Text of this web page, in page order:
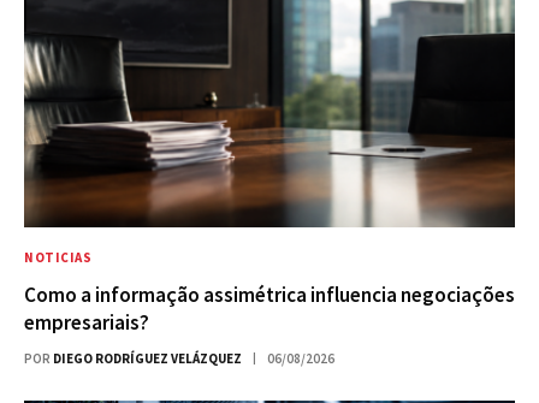
NOTICIAS
Como a informação assimétrica influencia negociações
empresariais?
POR DIEGO RODRÍGUEZ VELÁZQUEZ 06/08/2026